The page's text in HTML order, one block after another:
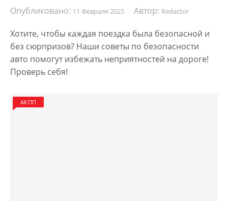
Опубликовано: 11 Февраля 2025 Автор: Redactor
Хотите, чтобы каждая поездка была безопасной и
без сюрпризов? Наши советы по безопасности
авто помогут избежать неприятностей на дороге!
Проверь себя!
АКПП